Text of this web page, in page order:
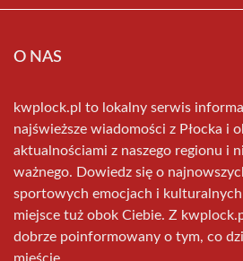
O NAS
kwplock.pl to lokalny serwis
najświeższe wiadomości z Płocka i
aktualnościami z naszego regionu i
ważnego. Dowiedz się o
sportowych emocjach i
miejsce tuż obok Ciebie. Z
dobrze poinformowany o tym, co